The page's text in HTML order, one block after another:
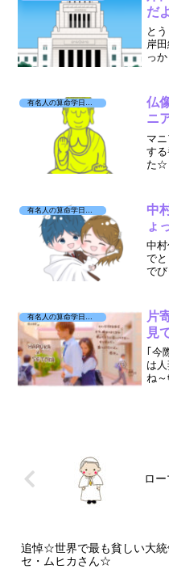
だ
と
岸
っ
に
な
有名人の算命学日記☆
仏
ニ
マ
す
た☆
し
ど
中
ょ
中
で
で
水
み
有名人の算命学日記☆
片
見
｢今
は
ね
て
ロ
追悼☆世界で最も貧しい大
セ・ムヒカさん☆